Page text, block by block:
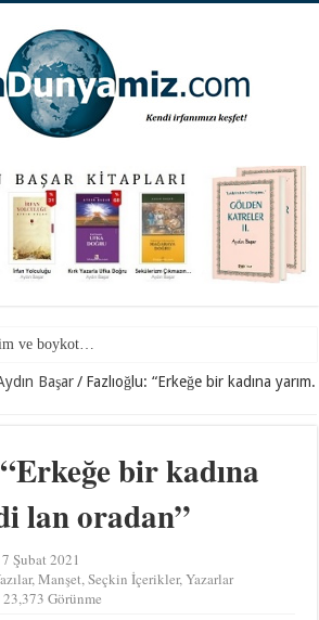
arayalım?
Başar / Fazlıoğlu: “Erkeğe bir kadına yarım.
bir kadına
lan oradan”
7 Şubat 2021
,Manşet,Seçkin İçerikler,Yazarlar
23,373 Görünme